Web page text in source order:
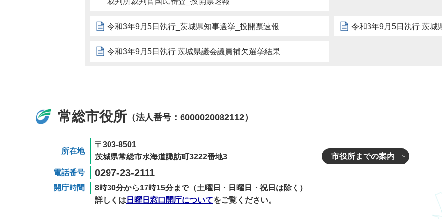
令和3年9月5日執行_茨城県知事選挙_投開票速報 令和3年9月5日執行 茨城
令和3年9月5日執行 茨城県議会議員補欠選挙結果
常総市役所 （法人番号：6000020082112）
所在地
〒303-8501
茨城県常総市水海道諏訪町3222番地3
電話番号
0297-23-2111
開庁時間
8時30分から17時15分まで（土曜日・日曜日・祝日は除く）
詳しくは 日曜日窓口開庁についてをご覧ください。
市役所までの案内